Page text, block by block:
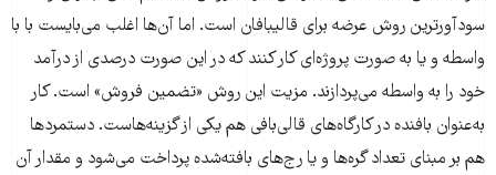
سودآورترین روش عرضه برای قالیبافان است. اما آن‌ها اغلب می‌بایست با با
واسطه و یا به صورت پروژه‌ای کار کنند که در این صورت درصدی از درآمد
خود را به واسطه می‌پردازند. مزیت این روش «تضمین فروش» است. کار
به‌عنوان بافنده در کارگاه‌های قالی‌بافی هم یکی از گزینه‌هاست. دستمردها
هم بر مبنای تعداد گره‌ها و یا رج‌های بافته‌شده پرداخت می‌شود و مقدار آن